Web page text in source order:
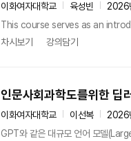
이화여자대학교 육성빈
2026
This course serves as an
차시보기
강의담기
인문사회과학도를위한 딥
이화여자대학교 이선복
2026
GPT와 같은 대규모 언어 모델